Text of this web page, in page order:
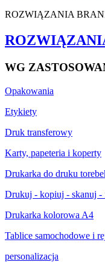
ROZWIĄZANIA
WG
Opakowania
Etykiety
Druk transferowy
Karty, papeteria i koperty
Drukarka do druku
Drukuj - kopiuj - skanuj -
Drukarka kolorowa A4
Tablice samochodowe i
personalizacja